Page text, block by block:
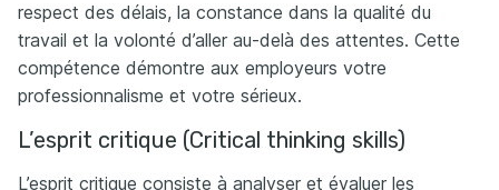
respect des délais, la constance dans la qualité du
travail et la volonté d’aller au-delà des attentes. Cette
compétence démontre aux employeurs votre
professionnalisme et votre sérieux.
L’esprit critique (Critical thinking skills)
L’esprit critique consiste à analyser et évaluer les